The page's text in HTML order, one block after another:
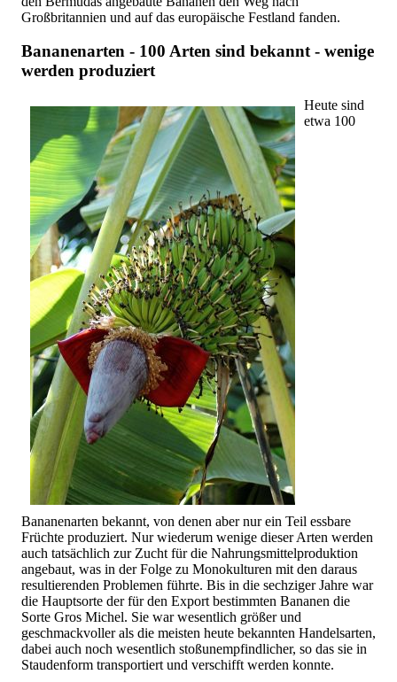
Großbritannien und auf das europäische Festland fanden.
Bananenarten - 100 Arten sind bekannt - wenige
werden produziert
Heute sind
etwa 100
Bananenarten bekannt, von denen aber nur ein Teil essbare
Früchte produziert. Nur wiederum wenige dieser Arten werden
auch tatsächlich zur Zucht für die Nahrungsmittelproduktion
angebaut, was in der Folge zu Monokulturen mit den daraus
resultierenden Problemen führte. Bis in die sechziger Jahre war
die Hauptsorte der für den Export bestimmten Bananen die
Sorte Gros Michel. Sie war wesentlich größer und
geschmackvoller als die meisten heute bekannten Handelsarten,
dabei auch noch wesentlich stoßunempfindlicher, so das sie in
Staudenform transportiert und verschifft werden konnte.